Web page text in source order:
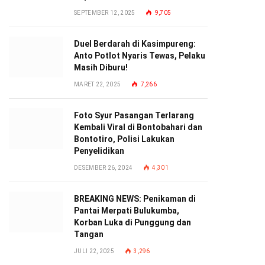
SEPTEMBER 12, 2025 9,705
Duel Berdarah di Kasimpureng:
Anto Potlot Nyaris Tewas, Pelaku
Masih Diburu!
MARET 22, 2025 7,266
Foto Syur Pasangan Terlarang
Kembali Viral di Bontobahari dan
Bontotiro, Polisi Lakukan
Penyelidikan
DESEMBER 26, 2024 4,301
BREAKING NEWS: Penikaman di
Pantai Merpati Bulukumba,
Korban Luka di Punggung dan
Tangan
JULI 22, 2025 3,296